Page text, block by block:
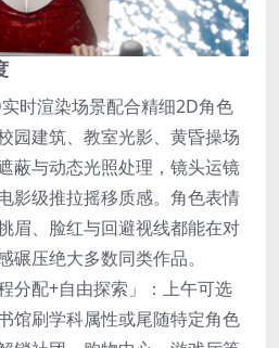
时渲染场景配合精细2D角色
园建筑、教室光影、黄昏操场
蔽与动态光照处理，镜头运镜
影级推拉摇移质感。角色表情
眉、脸红与回避视线都能在对
压绝大多数同类作品。
分配+自由探索」：上午可选
馆刷学科属性或尾随特定角色